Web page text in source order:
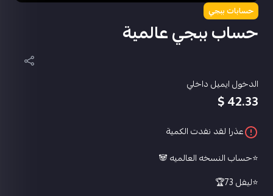
حسابات ببجي
حساب ببجي عالمية
الدخول ايميل داخلي
42.33 $
عذرا لقد نفدت الكمية
⭐️حساب النسخه العالميه 🐼
⭐️ليفل 73🏆